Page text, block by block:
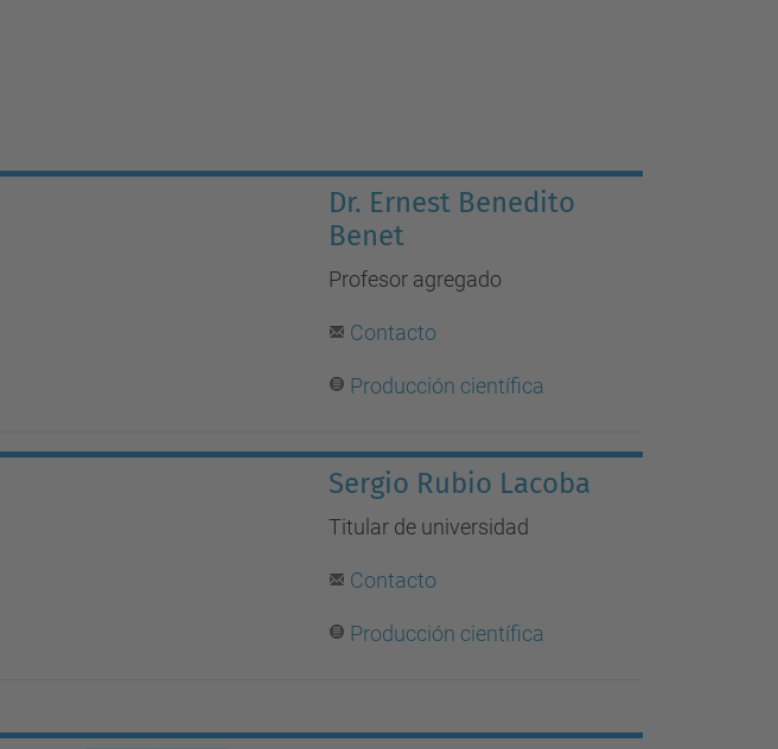
Dr. Ernest Benedito
Benet
Profesor agregado
Contacto
Producción científica
Sergio Rubio Lacoba
Titular de universidad
Contacto
Producción científica